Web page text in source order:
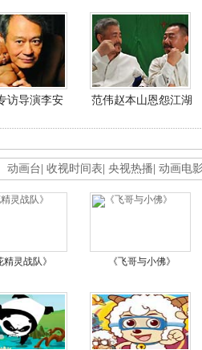
访导演李安 范伟赵本山恩怨江湖
动画台 收视时间表 央视热播 动画电
精灵战队》 《飞哥与小佛》